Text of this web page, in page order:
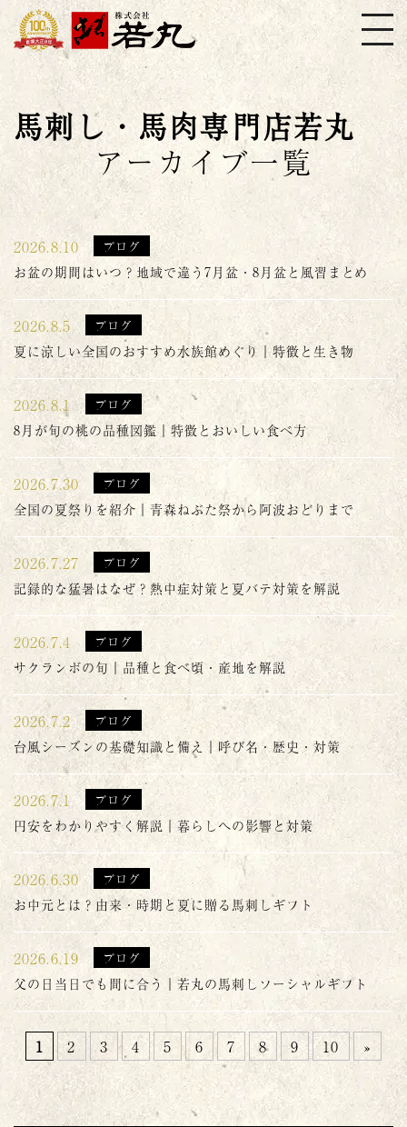
株式会社若丸
馬刺し・馬肉専門店若丸
アーカイブ一覧
2026.8.10 ブログ
お盆の期間はいつ？地域で違う7月盆・8月盆と風習まとめ
2026.8.5 ブログ
夏に涼しい全国のおすすめ水族館めぐり｜特徴と生き物
2026.8.1 ブログ
8月が旬の桃の品種図鑑｜特徴とおいしい食べ方
2026.7.30 ブログ
全国の夏祭りを紹介｜青森ねぶた祭から阿波おどりまで
2026.7.27 ブログ
記録的な猛暑はなぜ？熱中症対策と夏バテ対策を解説
2026.7.4 ブログ
サクランボの旬｜品種と食べ頃・産地を解説
2026.7.2 ブログ
台風シーズンの基礎知識と備え｜呼び名・歴史・対策
2026.7.1 ブログ
円安をわかりやすく解説｜暮らしへの影響と対策
2026.6.30 ブログ
お中元とは？由来・時期と夏に贈る馬刺しギフト
2026.6.19 ブログ
父の日当日でも間に合う｜若丸の馬刺しソーシャルギフト
1 2 3 4 5 6 7 8 9 10 »